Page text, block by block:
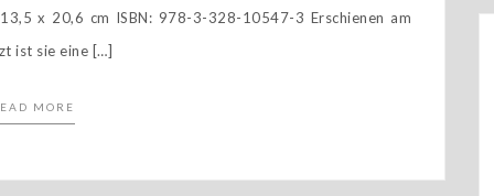
x 20,6 cm ISBN: 978-3-328-10547-3 Erschienen am
ist sie eine […]
MORE